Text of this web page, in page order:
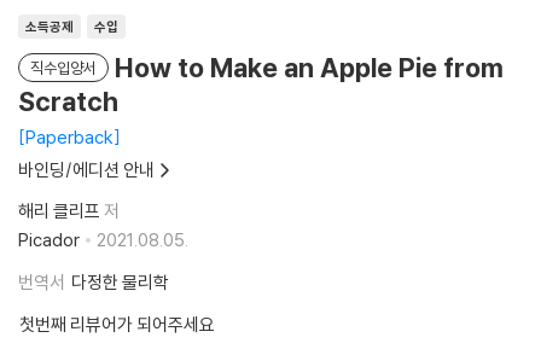
소득공제 수입
직수입양서
How to Make an Apple Pie from
Scratch
Paperback
바인딩/에디션 안내
해리 클리프 저
Picador
2021.08.05.
번역서 다정한 물리학
첫번째 리뷰어가 되어주세요